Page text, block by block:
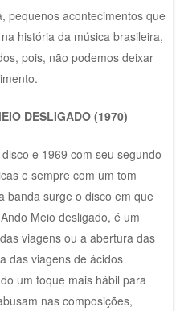
pequenos acontecimentos que
história da música brasileira,
pois, não podemos deixar
DESLIGADO (1970)
e 1969 com seu segundo
e sempre com um tom
banda surge o disco em que
Meio desligado, é um
viagens ou a abertura das
das viagens de ácidos
um toque mais hábil para
nas composições,